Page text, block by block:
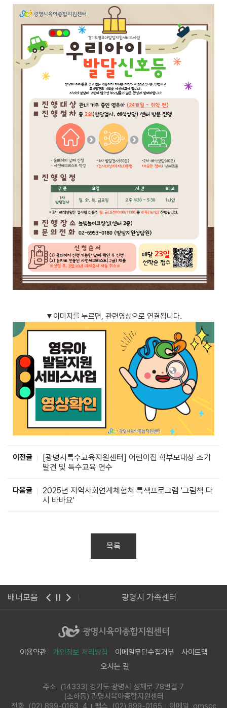
▼이미지를 누르면, 관련영상으로 연결됩니다.
이전글
[광명시특수교육지원센터] 어린이집 학부모대상 조기
발견 및 특수교육 연수
다음글
2025년 지역사회연계체험처 특색프로그램 '그림책 다
시 바바요'
목록
배너모음
복지부 광명시 가족센터
이용약관 개인정보 처리방침 이메일무단수집거부
사이트맵
오시는 길
주소 (14333) 경기도 광명시 성채로 78번길 7
(소하동) 광명시육아종합지원센터
전화 (02) 899-0163, 4 팩스 (02) 899-0165 이메일 gmscc